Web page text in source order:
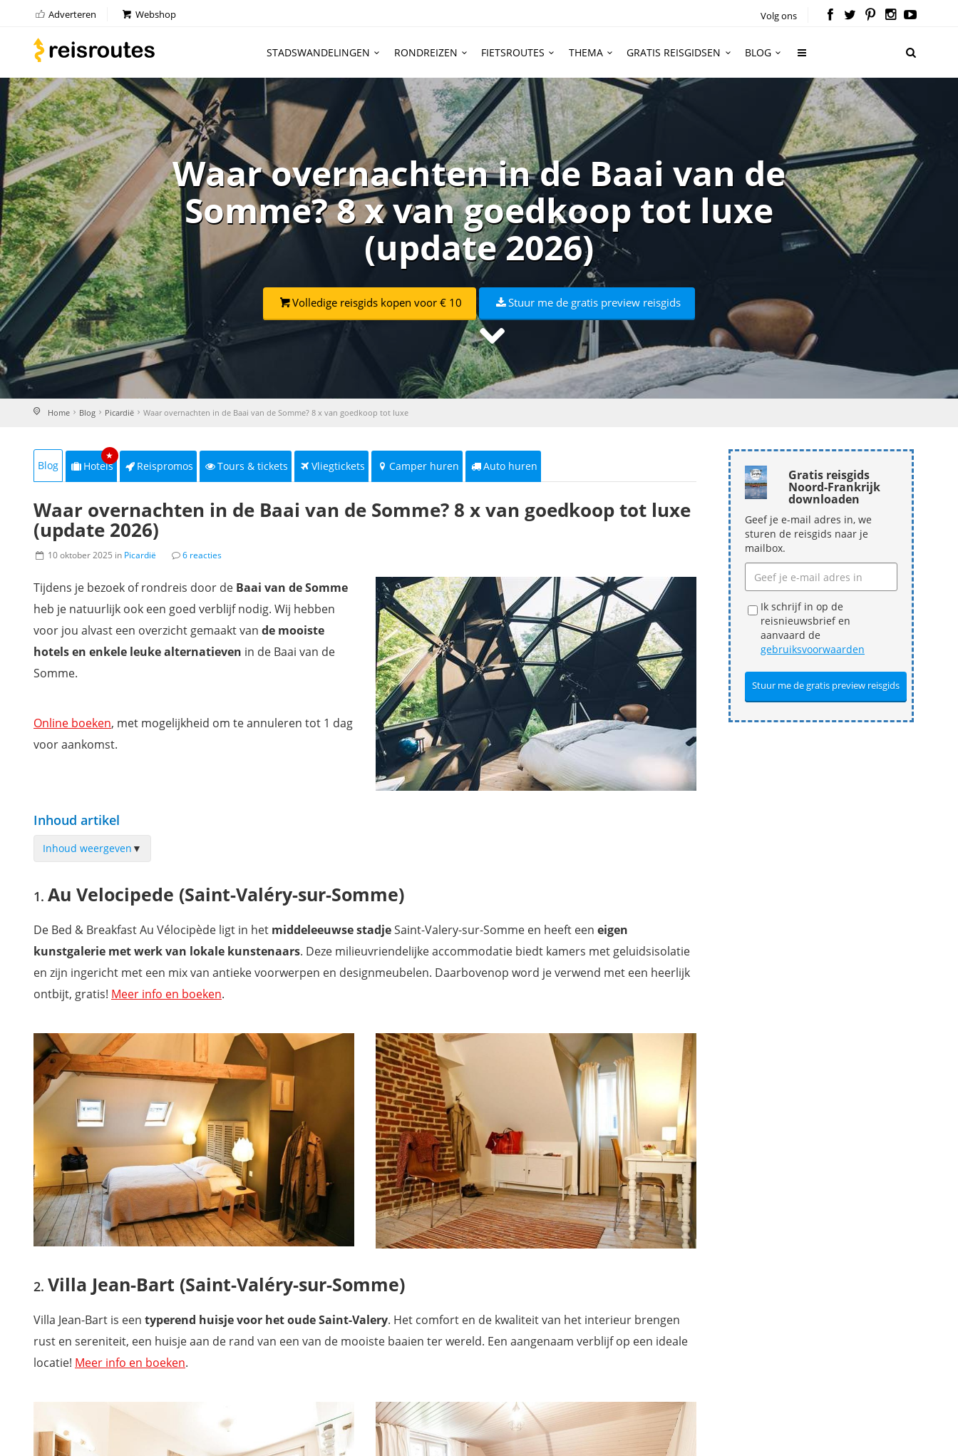
Adverteren Webshop Volg ons
STADSWANDELINGEN RONDREIZEN FIETSROUTES THEMA GRATIS REISGIDSEN BLOG
Waar overnachten in de Baai van de
Somme? 8 x van goedkoop tot luxe
(update 2026)
Volledige reisgids kopen voor € 10 Stuur me de gratis preview reisgids
Home Blog Picardië Waar overnachten in de Baai van de Somme? 8 x van goedkoop tot luxe
Blog Hotels
★
Reispromos Tours & tickets Vliegtickets Camper huren Auto huren
Waar overnachten in de Baai van de Somme? 8 x van goedkoop tot luxe
(update 2026)
10 oktober 2025 in Picardië 6 reacties
Tijdens je bezoek of rondreis door de Baai van de Somme
heb je natuurlijk ook een goed verblijf nodig. Wij hebben
voor jou alvast een overzicht gemaakt van de mooiste
hotels en enkele leuke alternatieven in de Baai van de
Somme.
Online boeken, met mogelijkheid om te annuleren tot 1 dag
voor aankomst.
Inhoud artikel
Inhoud weergeven ▼
Villa Jean-Bart (Saint-Valéry-sur-Somme)
Appartement Les Augustins (Amiens)
Pierre & Vacances Premium (Le Crotoy)
Domaine Du Val (Grand-Laviers)
La Villa Antalya (Ault)
Met onze reisgids door de Baai van de Somme
Au Velocipede (Saint-Valéry-sur-Somme)
De Bed & Breakfast Au Vélocipède ligt in het middeleeuwsestadjeSaint-Valery-sur-Somme en heeft een eigen
kunstgalerie met werk van lokale kunstenaars. Deze milieuvriendelijke accommodatie biedt kamers met geluidsisolatie
en zijn ingericht met een mix van antieke voorwerpen en designmeubelen. Daarbovenop word je verwend met een heerlijk
ontbijt, gratis! Meer info en boeken.
Villa Jean-Bart (Saint-Valéry-sur-Somme)
Villa Jean-Bart is een typerend huisje voor het oude Saint-Valery. Het comfort en de kwaliteit van het interieur brengen
rust en sereniteit, een huisje aan de rand van een van de mooiste baaien ter wereld. Een aangenaam verblijf op een ideale
locatie! Meer info en boeken.
Gratis reisgids
Noord-Frankrijk
downloaden
Geef je e-mail adres in, we
sturen de reisgids naar je
mailbox.
Ik schrijf in op de
reisnieuwsbrief en
aanvaard de
gebruiksvoorwaarden